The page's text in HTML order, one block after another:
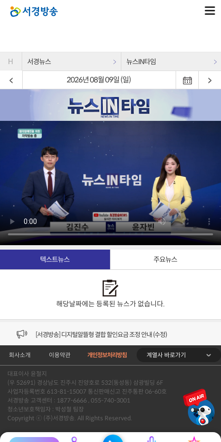
H 서경뉴스 뉴스IN타임
2026년 08월 09일 (일)
텍스트뉴스 주요뉴스
해당날짜에는 등록된 뉴스가 없습니다.
[VOD공지] 청춘초이스 이용금액 변경 안내
[서경방송] 디지털알뜰형 결합 할인요금 조정 안내 (수정)
[공지] 개인정보처리방침 (Ver2.15) 개정의 건 (7/1)
[서경방송] 일부 채널편성 변경 안내의 건 (7/1)
[VOD공지] 청춘초이스 이용금액 변경 안내
[서경방송] 일부 채널편성 변경 안내의 건 (7/22)
회사소개 이용약관 개인정보처리방침 계열사 바로가기
대표이사 윤철지
(우 52691) 경상남도 진주시 진양호로 532(동성동) 삼광빌딩 6F
사업자등록번호 613-81-15007 통신판매신고 진주통판 06-60호
서경방송 고객센터 : 1877-6666 , 055-740-3001
청소년보호책임자 : 박성철 팀장
Copyright ⓒ (주)서경방송. All Rights Reserved.